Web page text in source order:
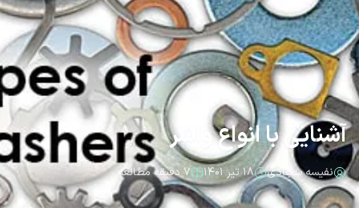
آشنایی با انواع واشر
نفیسه سجادی ۱۸ تیر ۱۴۰۱ ۷ دقیقه مطالعه